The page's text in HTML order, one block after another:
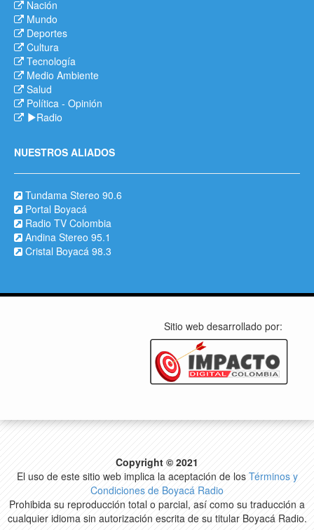
Nación
Mundo
Deportes
Cultura
Tecnología
Medio Ambiente
Salud
Política - Opinión
Radio
NUESTROS ALIADOS
Tundama Stereo 90.6
Portal Boyacá
Radio TV Colombia
Andina Stereo 95.1
Cristal Boyacá 98.3
Sitio web desarrollado por:
Copyright © 2021
El uso de este sitio web implica la aceptación de los Términos y
Condiciones de Boyacá Radio
Prohibida su reproducción total o parcial, así como su traducción a
cualquier idioma sin autorización escrita de su titular Boyacá Radio.